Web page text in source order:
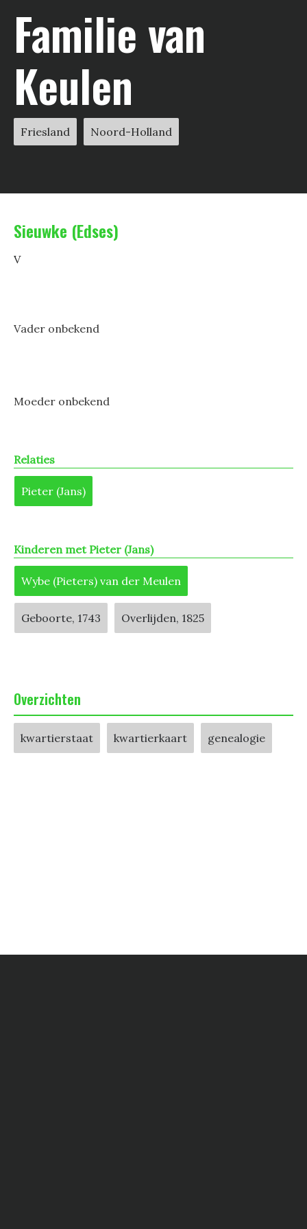
Familie van
Keulen
Friesland Noord-Holland
Sieuwke (Edses)
V
Vader onbekend
Moeder onbekend
Relaties
Pieter (Jans)
Kinderen met Pieter (Jans)
Wybe (Pieters) van der Meulen
Geboorte, 1743 Overlijden, 1825
Overzichten
kwartierstaat kwartierkaart genealogie